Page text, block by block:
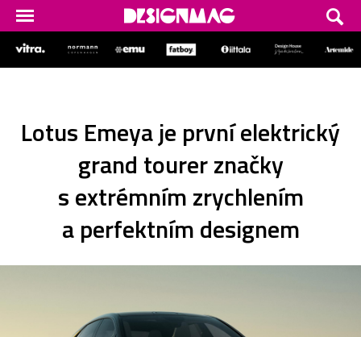
Lotus Emeya je první elektrický
grand tourer značky
s extrémním zrychlením
a perfektním designem